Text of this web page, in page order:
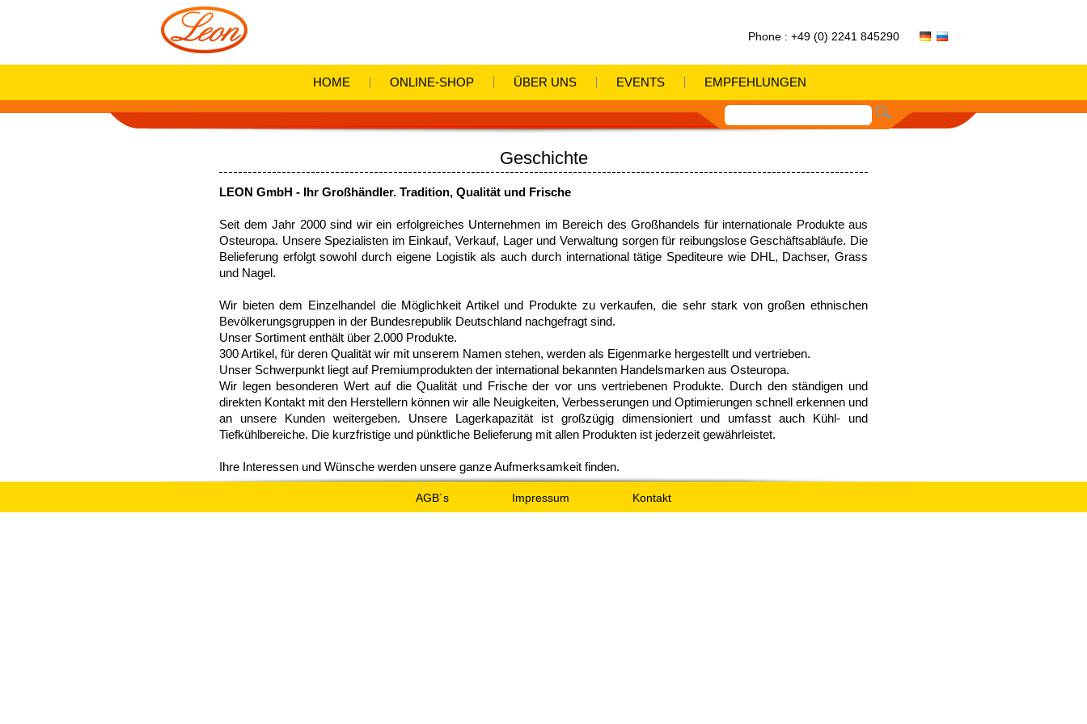
Phone : +49 (0) 2241 845290
HOME ONLINE-SHOP ÜBER UNS EVENTS EMPFEHLUNGEN
Geschichte
LEON GmbH - Ihr Großhändler. Tradition, Qualität und Frische
Seit dem Jahr 2000 sind wir ein erfolgreiches Unternehmen im Bereich des Großhandels für internationale Produkte aus
Osteuropa. Unsere Spezialisten im Einkauf, Verkauf, Lager und Verwaltung sorgen für reibungslose Geschäftsabläufe. Die
Belieferung erfolgt sowohl durch eigene Logistik als auch durch international tätige Spediteure wie DHL, Dachser, Grass
und Nagel.
Wir bieten dem Einzelhandel die Möglichkeit Artikel und Produkte zu verkaufen, die sehr stark von großen ethnischen
Bevölkerungsgruppen in der Bundesrepublik Deutschland nachgefragt sind.
Unser Sortiment enthält über 2.000 Produkte.
300 Artikel, für deren Qualität wir mit unserem Namen stehen, werden als Eigenmarke hergestellt und vertrieben.
Unser Schwerpunkt liegt auf Premiumprodukten der international bekannten Handelsmarken aus Osteuropa.
Wir legen besonderen Wert auf die Qualität und Frische der vor uns vertriebenen Produkte. Durch den ständigen und
direkten Kontakt mit den Herstellern können wir alle Neuigkeiten, Verbesserungen und Optimierungen schnell erkennen und
an unsere Kunden weitergeben. Unsere Lagerkapazität ist großzügig dimensioniert und umfasst auch Kühl- und
Tiefkühlbereiche. Die kurzfristige und pünktliche Belieferung mit allen Produkten ist jederzeit gewährleistet.
Ihre Interessen und Wünsche werden unsere ganze Aufmerksamkeit finden.
AGB´s Impressum Kontakt